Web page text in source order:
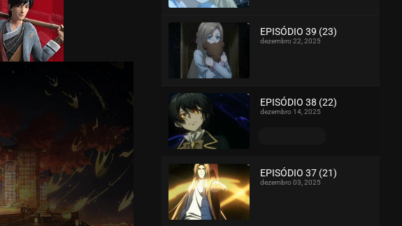
EPISÓDIO 39 (23)
dezembro 22, 2025
EPISÓDIO 38 (22)
dezembro 14, 2025
EPISÓDIO 37 (21)
dezembro 03, 2025